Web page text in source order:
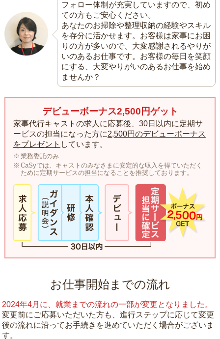
フォロー体制が充実していますので、初め
ての方もご安心ください。
あなたのお掃除や整理収納の経験やスキル
を存分に活かせます。お客様は家事にお困
りの方が多いので、大変感謝されるやりが
いのあるお仕事です。お客様の毎日を笑顔
にする、大変やりがいのあるお仕事を始め
ませんか？
デビューボーナス2,500円ゲット
家事代行キャストの求人に応募後、30日以内に定期サ
ービスの担当になった方に2,500円のデビューボーナス
をプレゼント しています。
業務委託のみ
CaSyでは、キャストのみなさまに安定的な収入を得ていただく
ために定期サービスの担当になることを推奨しております。
お仕事開始までの流れ
2024年4月に、就業までの流れの一部が変更となりました。
変更前にご応募いただいた方も、進行ステップに応じて変更
後の流れに沿ってお手続きを進めていただく場合がございま
す。